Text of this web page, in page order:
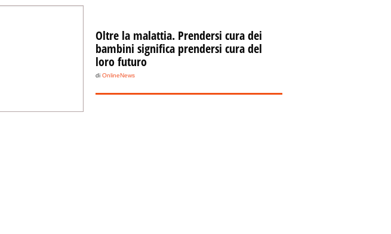
Oltre la malattia. Prendersi cura dei
bambini significa prendersi cura del
loro futuro
di OnlineNews